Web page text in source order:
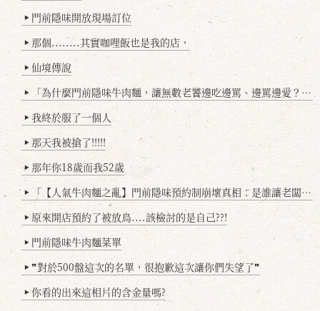
▶ 門前隱味開放現場訂位
▶ 那個........其實咖哩飯也是我的店，
▶ 仙境傳說
▶ 「為什麼門前隱味牛肉麵，讓無數老饕邊吃邊罵、邊罵邊愛？小辣雞揭密！」
▶ 我終於服了一個人
▶ 那天我被搶了!!!!!
▶ 那年你18歲而我52歲
▶ 「【人氣牛肉麵之亂】門前隱味預約制崩壞真相：是誰讓老闆心灰意冷？」
▶ 原來開店預約了被放鳥....該檢討的是自己??!
▶ 門前隱味牛肉麵菜單
▶ ❞對於500盤這次的名單，很抱歉這次讓你們失望了❞
▶ 你看的出來這相片的含金量嗎?